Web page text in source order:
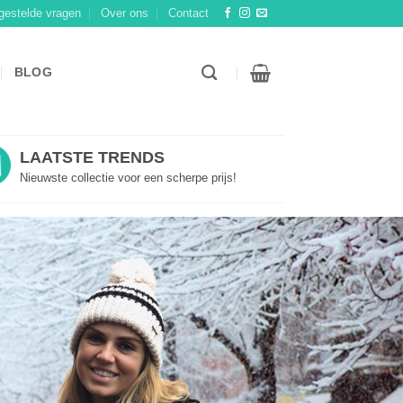
vragen Over ons Contact
BLOG
LAATSTE TRENDS
Nieuwste collectie voor een scherpe prijs!